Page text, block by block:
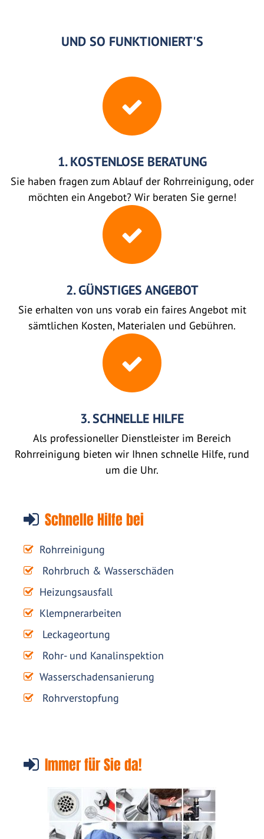
UND SO FUNKTIONIERT'S
1. KOSTENLOSE BERATUNG
Sie haben fragen zum Ablauf der Rohrreinigung, oder
möchten ein Angebot? Wir beraten Sie gerne!
2. GÜNSTIGES ANGEBOT
Sie erhalten von uns vorab ein faires Angebot mit
sämtlichen Kosten, Materialen und Gebühren.
3. SCHNELLE HILFE
Als professioneller Dienstleister im Bereich
Rohrreinigung bieten wir Ihnen schnelle Hilfe, rund
um die Uhr.
Schnelle Hilfe bei
Rohrreinigung
Rohrbruch & Wasserschäden
Heizungsausfall
Klempnerarbeiten
Leckageortung
Rohr- und Kanalinspektion
Wasserschadensanierung
Rohrverstopfung
Immer für Sie da!